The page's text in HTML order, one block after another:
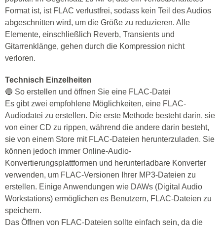
Format ist, ist FLAC verlustfrei, sodass kein Teil des Audios
abgeschnitten wird, um die Größe zu reduzieren. Alle
Elemente, einschließlich Reverb, Transients und
Gitarrenklänge, gehen durch die Kompression nicht
verloren.
Technisch Einzelheiten
🔵 So erstellen und öffnen Sie eine FLAC-Datei
Es gibt zwei empfohlene Möglichkeiten, eine FLAC-
Audiodatei zu erstellen. Die erste Methode besteht darin, sie
von einer CD zu rippen, während die andere darin besteht,
sie von einem Store mit FLAC-Dateien herunterzuladen. Sie
können jedoch immer Online-Audio-
Konvertierungsplattformen und herunterladbare Konverter
verwenden, um FLAC-Versionen Ihrer MP3-Dateien zu
erstellen. Einige Anwendungen wie DAWs (Digital Audio
Workstations) ermöglichen es Benutzern, FLAC-Dateien zu
speichern.
Das Öffnen von FLAC-Dateien sollte einfach sein, da die